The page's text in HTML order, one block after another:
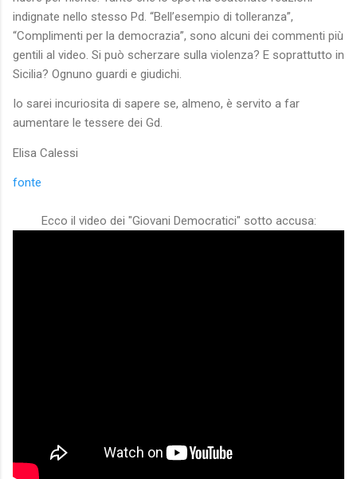
indignate nello stesso Pd. “Bell’esempio di tolleranza”,
“Complimenti per la democrazia”, sono alcuni dei commenti più
gentili al video. Si può scherzare sulla violenza? E soprattutto in
Sicilia? Ognuno guardi e giudichi.
Io sarei incuriosita di sapere se, almeno, è servito a far
aumentare le tessere dei Gd.
Elisa Calessi
fonte
Ecco il video dei "Giovani Democratici" sotto accusa: